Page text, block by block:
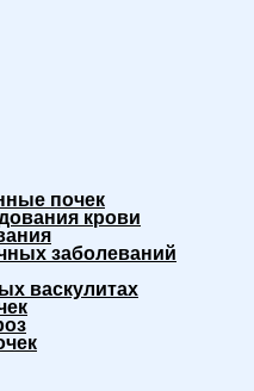
почек
крови
заболеваний
васкулитах